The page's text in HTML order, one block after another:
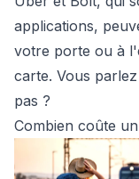
applications,
votre porte ou à
carte. Vous
pas ?
Combien coûte